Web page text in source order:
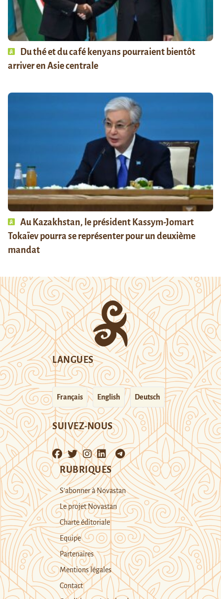
Du thé et du café kenyans pourraient bientôt
arriver en Asie centrale
Au Kazakhstan, le président Kassym-Jomart
Tokaïev pourra se représenter pour un deuxième
mandat
LANGUES
Français English Deutsch
SUIVEZ-NOUS
RUBRIQUES
S’abonner à Novastan
Le projet Novastan
Charte éditoriale
Equipe
Partenaires
Mentions légales
Contact